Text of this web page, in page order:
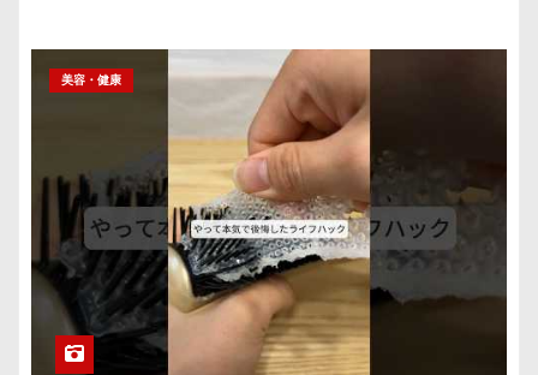
美容・健康